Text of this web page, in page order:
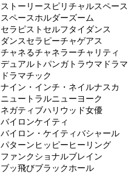
ストーリースピリチャルスペース
スペースホルダーズーム
セラピスト セルフタイ ダンス
ダンスセラピーチャゲアス
チャネるチャネラーチャリティ
デュアル トパンガ トラウマ ドラマ
ドラマチック
ナイン・インチ・ネイルナスカ
ニュートラルニューヨーク
ネガティブハリウッド女優
バイロンケイティ
バイロン・ケイティバシャール
パターンヒッピーヒーリング
ファンクショナルブレイン
ブッ飛びブラックホール